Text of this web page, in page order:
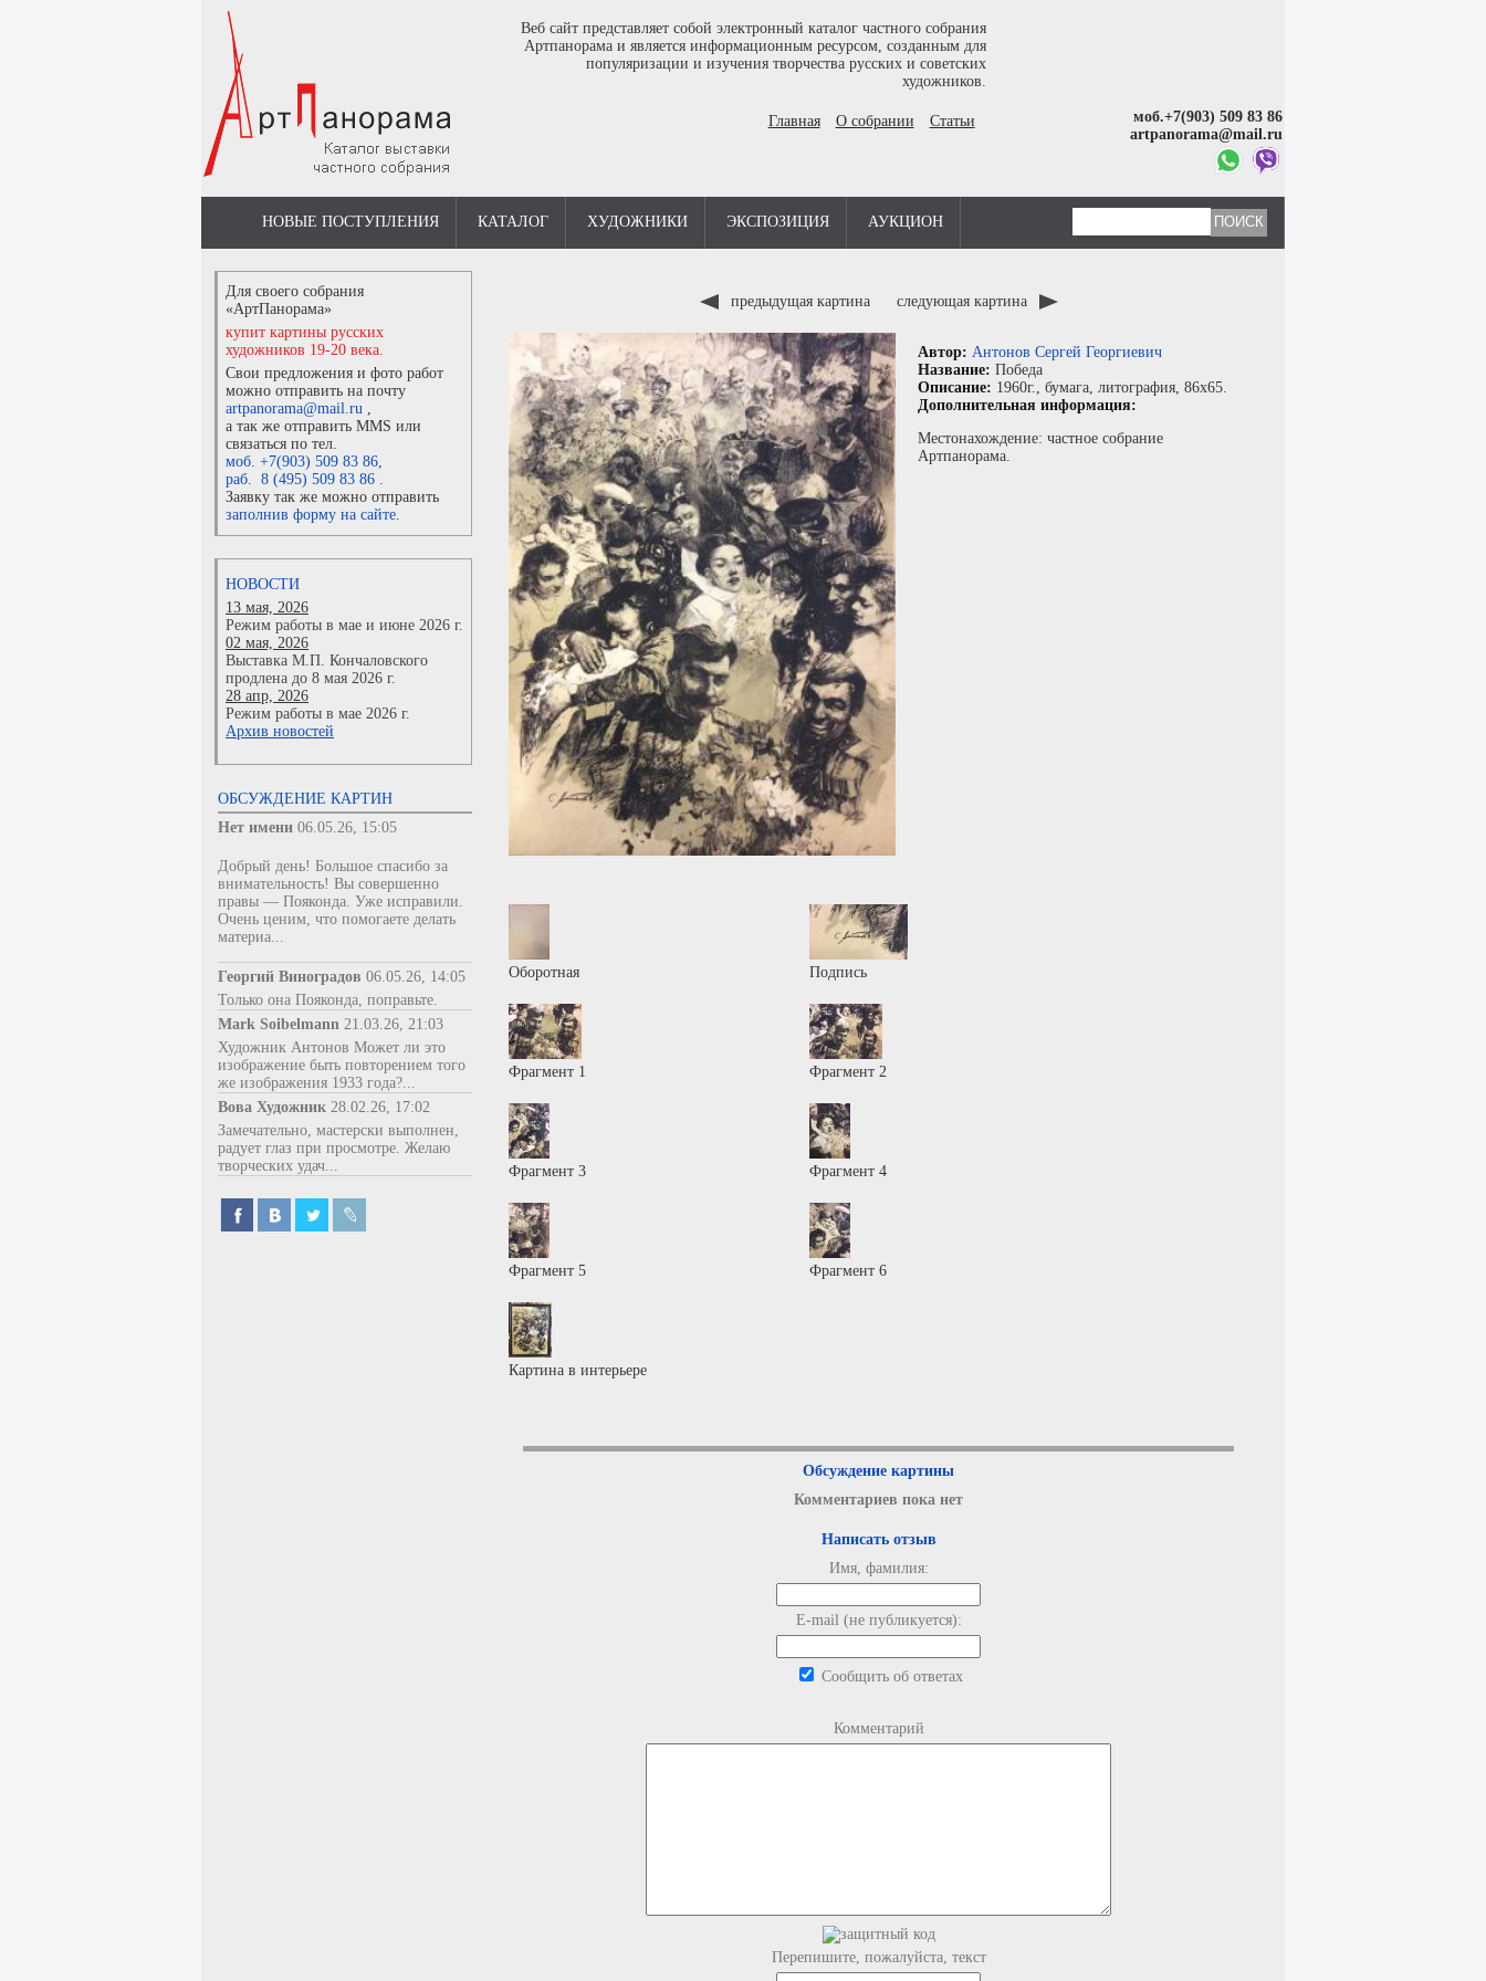
Веб сайт представляет собой электронный каталог частного собрания
Артпанорама и является информационным ресурсом, созданным для
популяризации и изучения творчества русских и советских
художников.
Главная О собрании Статьи
моб.+7(903) 509 83 86
artpanorama@mail.ru
НОВЫЕ ПОСТУПЛЕНИЯ КАТАЛОГ ХУДОЖНИКИ ЭКСПОЗИЦИЯ АУКЦИОН
Для своего собрания
«АртПанорама»
купит картины русских
художников 19-20 века.
Свои предложения и фото работ
можно отправить на почту
artpanorama@mail.ru ,
а так же отправить MMS или
связаться по тел.
моб. +7(903) 509 83 86,
раб. 8 (495) 509 83 86 .
Заявку так же можно отправить
заполнив форму на сайте.
НОВОСТИ
13 мая, 2026
Режим работы в мае и июне 2026 г.
02 мая, 2026
Выставка М.П. Кончаловского
продлена до 8 мая 2026 г.
28 апр, 2026
Режим работы в мае 2026 г.
Архив новостей
ОБСУЖДЕНИЕ КАРТИН
Нет имени 06.05.26, 15:05
Добрый день! Большое спасибо за
внимательность! Вы совершенно
правы — Пояконда. Уже исправили.
Очень ценим, что помогаете делать
материа...
Георгий Виноградов 06.05.26, 14:05
Только она Пояконда, поправьте.
Mark Soibelmann 21.03.26, 21:03
Художник Антонов Может ли это
изображение быть повторением того
же изображения 1933 года?...
Вова Художник 28.02.26, 17:02
Замечательно, мастерски выполнен,
радует глаз при просмотре. Желаю
творческих удач...
предыдущая картина следующая картина
Автор: Антонов Сергей Георгиевич
Название: Победа
Описание: 1960г., бумага, литография, 86x65.
Дополнительная информация:
Местонахождение: частное собрание
Артпанорама.
Оборотная Подпись
Фрагмент 1 Фрагмент 2
Фрагмент 3 Фрагмент 4
Фрагмент 5 Фрагмент 6
Картина в интерьере
Обсуждение картины
Комментариев пока нет
Написать отзыв
Имя, фамилия:
E-mail (не публикуется):
Сообщить об ответах
Комментарий
Перепишите, пожалуйста, текст